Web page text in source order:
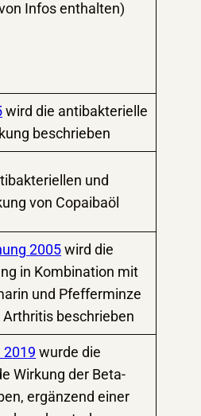
Infos enthalten)
wird die antibakterielle
beschrieben
und
von Copaibaöl
2005wird die
in Kombination mit
und Pfefferminze
beschrieben
2019 wurde die
Wirkung der Beta-
ergänzend einer